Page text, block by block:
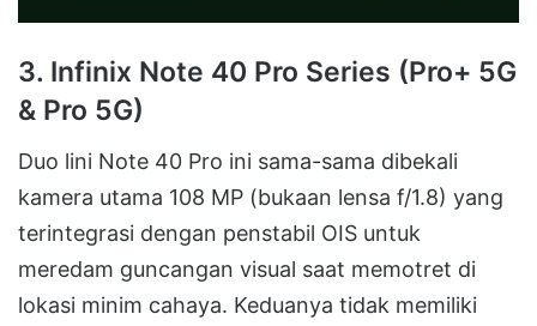
3. Infinix Note 40 Pro Series (Pro+ 5G
& Pro 5G)
Duo lini Note 40 Pro ini sama-sama dibekali
kamera utama 108 MP (bukaan lensa f/1.8) yang
terintegrasi dengan penstabil OIS untuk
meredam guncangan visual saat memotret di
lokasi minim cahaya. Keduanya tidak memiliki